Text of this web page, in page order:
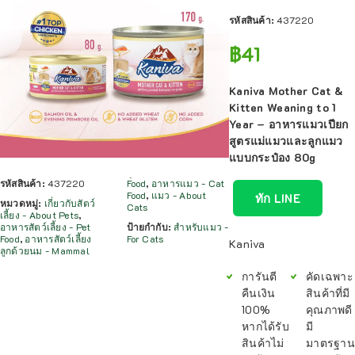
รหัสสินค้า:437220
หมวดหมู่: เกี่ยวกับสัตว์
เลี้ยง - About Pets,
อาหารสัตว์เลี้ยง - Pet
Food, อาหารสัตว์เลี้ยง
ลูกด้วยนม - Mammal
Food, อาหารแมว - Cat
Food, แมว - About
Cats
ป้ายกำกับ:สำหรับแมว -
For Cats
รหัสสินค้า:437220
฿41
Kaniva Mother Cat &
Kitten Weaning to 1
Year – อาหารแมวเปียก
สูตรแม่แมวและลูกแมว
แบบกระป๋อง 80g
ทัก LINE
Kaniva
การันตี
คืนเงิน
100%
หากได้รับ
สินค้าไม่
คัดเฉพาะ
สินค้าที่มี
คุณภาพดี
มี
มาตรฐาน